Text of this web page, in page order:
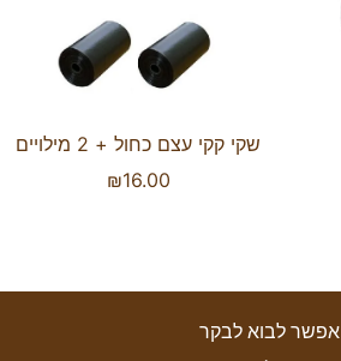
שקי קקי עצם כחול + 2 מילויים
₪16.00
אפשר לבוא לבקר